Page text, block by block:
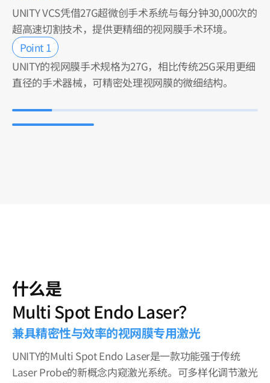
UNITY VCS凭借27G超微创手术系统与每分钟30,000次的
超高速切割技术，提供更精细的视网膜手术环境。
Point 1
UNITY的视网膜手术规格为27G，相比传统25G采用更细
直径的手术器械，可精密处理视网膜的微细结构。
什么是
Multi Spot Endo Laser？
兼具精密性与效率的视网膜专用激光
UNITY的Multi Spot Endo Laser是一款功能强于传统
Laser Probe的新概念内窥激光系统。可多样化调节激光